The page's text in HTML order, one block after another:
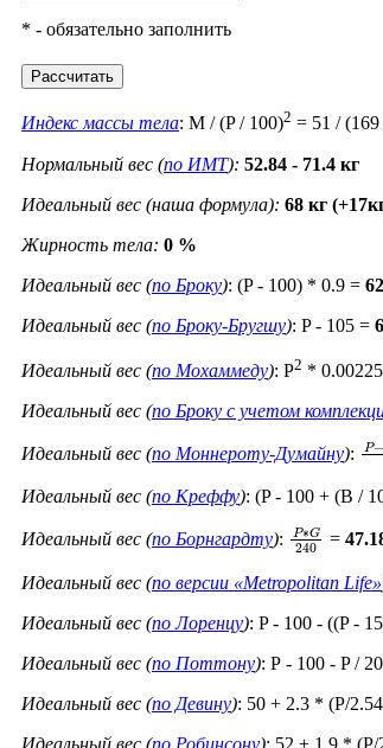
* - обязательно заполнить
Рассчитать
Индекс массы тела: M / (P / 100)2 = 51 /
Нормальный вес (по ИМТ): 52.84 - 71.4 кг
Идеальный вес (наша формула): 68 кг
Жирность тела: 0 %
Идеальный вес (по Броку): (P - 100) * 0.9 =
Идеальный вес (по Броку-Бругшу): P - 105 =
Идеальный вес (по Мохаммеду): P2 *
Идеальный вес (по Броку c учетом
Идеальный вес (по Моннероту-Думайну): P−
Идеальный вес (по Креффу): (P - 100 + (B /
Идеальный вес (по Борнгардту): P∗G 240
=
Идеальный вес (по версии «Metropolitan Life»
Идеальный вес (по Лоренцу): P - 100 - ((P -
Идеальный вес (по Поттону): Р - 100 - P /
Идеальный вес (по Девину): 50 + 2.3 * (P/